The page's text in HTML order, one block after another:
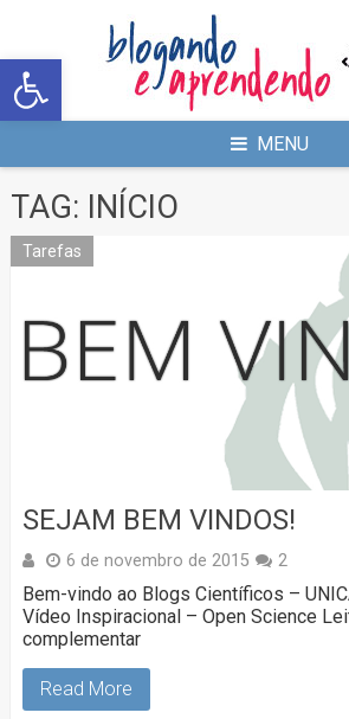
Abrir a barra de
MENU
TAG: INÍCIO
Tarefas
SEJAM BEM VINDOS!
6 de novembro de 2015 2
Bem-vindo ao Blogs Científicos –
Vídeo Inspiracional – Open Science
complementar
Read More